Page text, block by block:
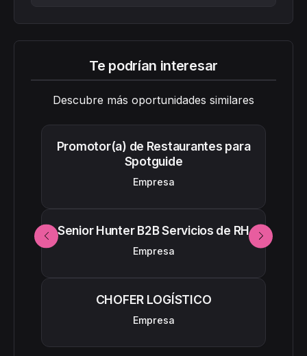
Te podrían interesar
Descubre más oportunidades similares
Promotor(a) de Restaurantes para
Spotguide
Empresa
Senior Hunter B2B Servicios de RH
Empresa
CHOFER LOGÍSTICO
Empresa
Anterior Siguiente